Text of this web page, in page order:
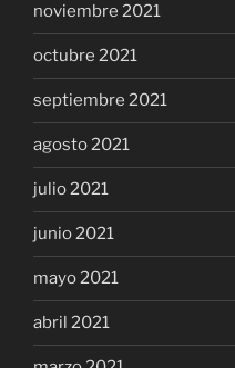
noviembre 2021
octubre 2021
septiembre 2021
agosto 2021
julio 2021
junio 2021
mayo 2021
abril 2021